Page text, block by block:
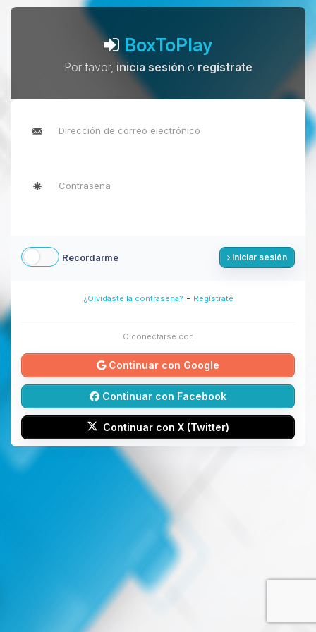
BoxToPlay
Por favor, inicia sesión o regístrate
Recordarme Iniciar sesión
¿Olvidaste la contraseña? - Regístrate
O conectarse con
Continuar con Google
Continuar con Facebook
Continuar con X (Twitter)